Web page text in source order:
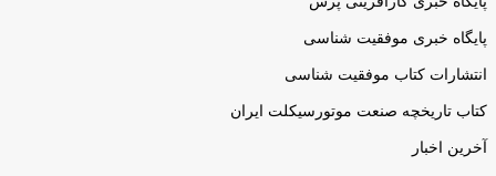
پایگاه خبری موفقیت شناسی
انتشارات کتاب موفقیت شناسی
کتاب تاریخچه صنعت موتورسیکلت ایران
آخرین اخبار